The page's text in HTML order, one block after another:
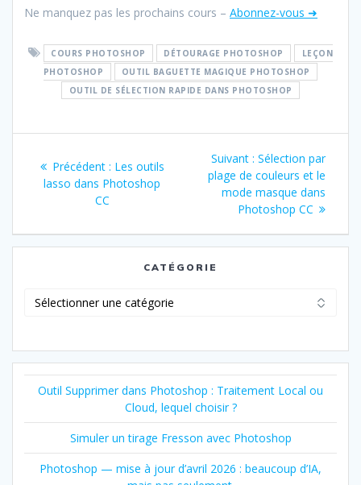
Ne manquez pas les prochains cours – Abonnez-vous ➜
COURS PHOTOSHOP DÉTOURAGE PHOTOSHOP
LEÇON
PHOTOSHOP
OUTIL BAGUETTE MAGIQUE PHOTOSHOP
OUTIL DE SÉLECTION RAPIDE DANS PHOTOSHOP
de
l’article
Précédent : Article
précédent
Les outils
lasso dans Photoshop
CC
Suivant : Article
suivant
:
Sélection par
plage de couleurs et le
mode masque dans
Photoshop CC
CATÉGORIE
Outil Supprimer dans Photoshop : Traitement Local ou
Cloud, lequel choisir ?
Simuler un tirage Fresson avec Photoshop
Photoshop — mise à jour d’avril 2026 : beaucoup d’IA,